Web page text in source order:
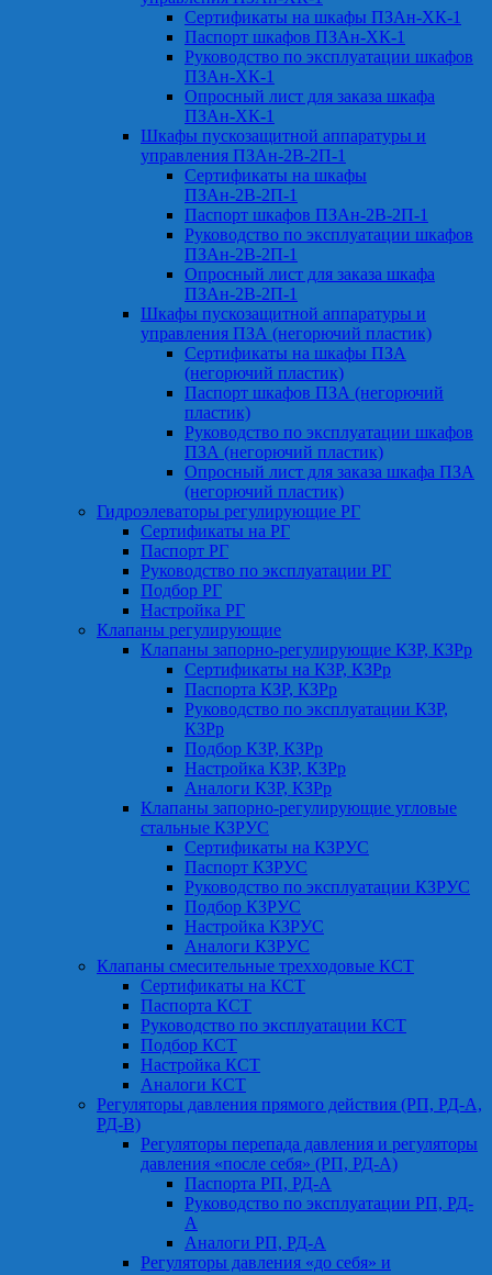
Сертификаты на шкафы ПЗАн-ХК-1
Паспорт шкафов ПЗАн-ХК-1
Руководство по эксплуатации шкафов
ПЗАн-ХК-1
Опросный лист для заказа шкафа
ПЗАн-ХК-1
Шкафы пускозащитной аппаратуры и
управления ПЗАн-2В-2П-1
Сертификаты на шкафы
ПЗАн-2В-2П-1
Паспорт шкафов ПЗАн-2В-2П-1
Руководство по эксплуатации шкафов
ПЗАн-2В-2П-1
Опросный лист для заказа шкафа
ПЗАн-2В-2П-1
Шкафы пускозащитной аппаратуры и
управления ПЗА (негорючий пластик)
Сертификаты на шкафы ПЗА
(негорючий пластик)
Паспорт шкафов ПЗА (негорючий
пластик)
Руководство по эксплуатации шкафов
ПЗА (негорючий пластик)
Опросный лист для заказа шкафа ПЗА
(негорючий пластик)
Гидроэлеваторы регулирующие РГ
Сертификаты на РГ
Паспорт РГ
Руководство по эксплуатации РГ
Подбор РГ
Настройка РГ
Клапаны регулирующие
Клапаны запорно-регулирующие КЗР, КЗРр
Сертификаты на КЗР, КЗРр
Паспорта КЗР, КЗРр
Руководство по эксплуатации КЗР,
КЗРр
Подбор КЗР, КЗРр
Настройка КЗР, КЗРр
Аналоги КЗР, КЗРр
Клапаны запорно-регулирующие угловые
стальные КЗРУС
Сертификаты на КЗРУС
Паспорт КЗРУС
Руководство по эксплуатации КЗРУС
Подбор КЗРУС
Настройка КЗРУС
Аналоги КЗРУС
Клапаны смесительные трехходовые КСТ
Сертификаты на КСТ
Паспорта КСТ
Руководство по эксплуатации КСТ
Подбор КСТ
Настройка КСТ
Аналоги КСТ
Регуляторы давления прямого действия (РП, РД-А,
РД-В)
Регуляторы перепада давления и регуляторы
давления «после себя» (РП, РД-А)
Паспорта РП, РД-А
Руководство по эксплуатации РП, РД-
А
Аналоги РП, РД-А
Регуляторы давления «до себя» и